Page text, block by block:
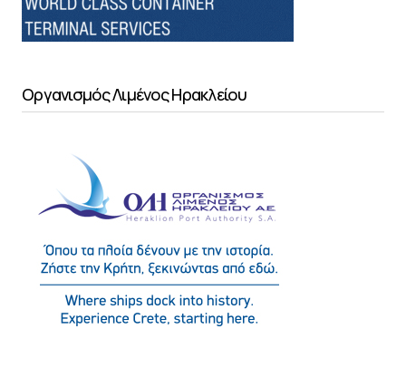
Οργανισμός Λιμένος Ηρακλείου